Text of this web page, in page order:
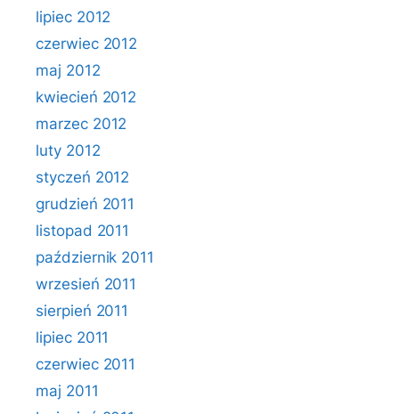
lipiec 2012
czerwiec 2012
maj 2012
kwiecień 2012
marzec 2012
luty 2012
styczeń 2012
grudzień 2011
listopad 2011
październik 2011
wrzesień 2011
sierpień 2011
lipiec 2011
czerwiec 2011
maj 2011